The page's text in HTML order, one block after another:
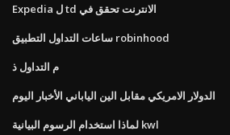
Expedia ل td الانترنت تحقق في
ساعات التداول التطبيق robinhood
م التداول ذ
الدولار الامريكي مقابل الين الياباني الأخبار اليوم
لماذا استخدام الرسوم البيانية kwl